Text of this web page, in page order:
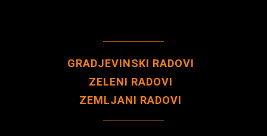
GRADJEVINSKI RADOVI
ZELENI RADOVI
ZEMLJANI RADOVI